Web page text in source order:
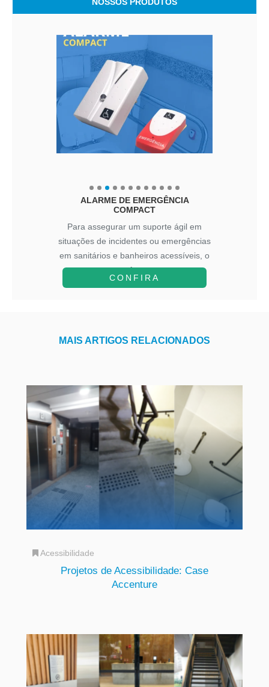
ALARME DE EMERGÊNCIA
COMPACT
Para assegurar um suporte ágil em
situações de incidentes ou emergências
em sanitários e banheiros acessíveis, o
A...
CONFIRA
MAIS ARTIGOS RELACIONADOS
Acessibilidade
Projetos de Acessibilidade: Case
Accenture